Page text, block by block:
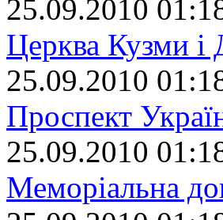
25.09.2010
Церква Кузми і
25.09.2010
Проспект
25.09.2010
Меморіальна